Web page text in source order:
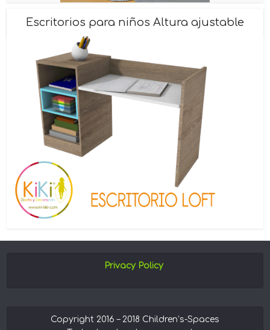
Escritorios para niños Altura ajustable
Privacy Policy
Copyright 2016 – 2018 Children’s-Spaces